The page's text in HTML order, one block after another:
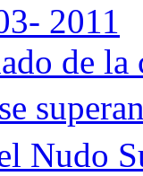
2011
de
Nudo